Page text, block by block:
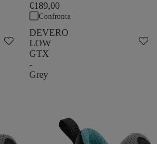
€189,00
Confronta
DEVERO
LOW
GTX
-
Grey